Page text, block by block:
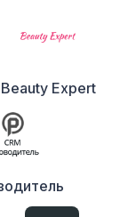
Beauty Expert